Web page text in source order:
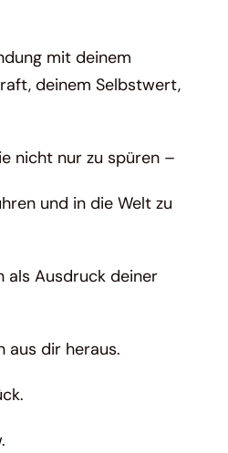
mit deinem
deinem Selbstwert,
nicht nur zu spüren –
und in die Welt zu
als Ausdruck deiner
aus dir heraus.